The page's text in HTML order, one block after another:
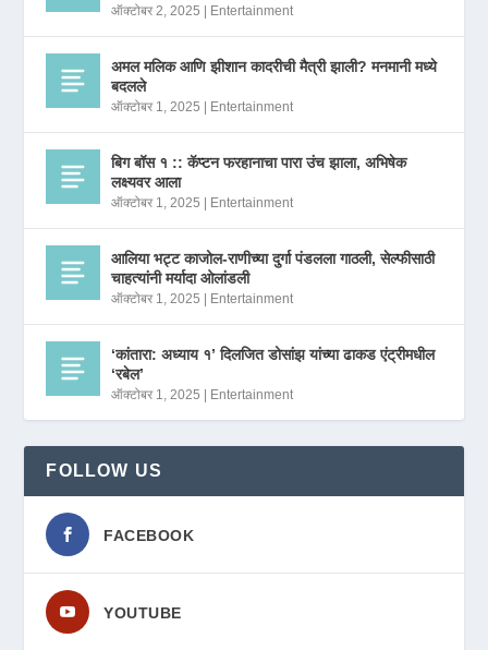
ऑक्टोबर 2, 2025 | Entertainment
अमल मलिक आणि झीशान कादरीची मैत्री झाली? मनमानी मध्ये
बदलले
ऑक्टोबर 1, 2025 | Entertainment
बिग बॉस १ :: कॅप्टन फरहानाचा पारा उंच झाला, अभिषेक
लक्ष्यवर आला
ऑक्टोबर 1, 2025 | Entertainment
आलिया भट्ट काजोल-राणीच्या दुर्गा पंडलला गाठली, सेल्फीसाठी
चाहत्यांनी मर्यादा ओलांडली
ऑक्टोबर 1, 2025 | Entertainment
‘कांतारा: अध्याय १’ दिलजित डोसांझ यांच्या ढाकड एंट्रीमधील
‘रबेल’
ऑक्टोबर 1, 2025 | Entertainment
FOLLOW US
FACEBOOK
YOUTUBE